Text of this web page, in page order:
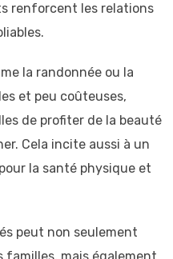
renforcent les relations
la randonnée ou la
et peu coûteuses,
de profiter de la beauté
Cela incite aussi à un
la santé physique et
peut non seulement